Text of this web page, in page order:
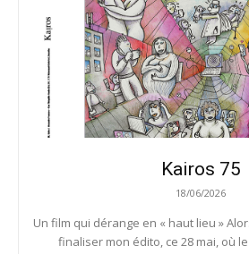
Kairos 75
18/06/2026
Un film qui dérange en « haut lieu »
finaliser mon édito, ce 28 mai, où